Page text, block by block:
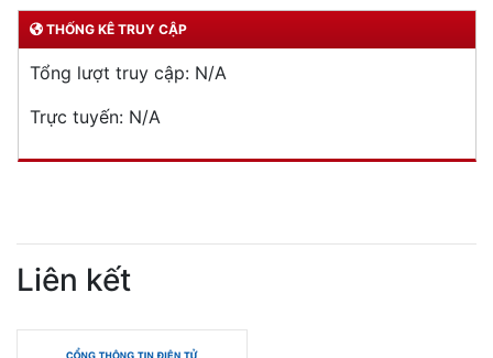
THỐNG KÊ TRUY CẬP
Tổng lượt truy cập: N/A
Trực tuyến: N/A
Liên kết